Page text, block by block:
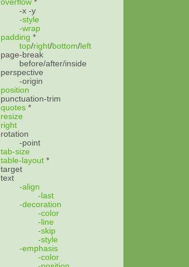
overflow *
-x -y
-style
-wrap
padding *
top/right/bottom/ left
page-break
before/after/inside
perspective
-origin
position
punctuation-trim
quotes *
resize
right
rotation
-point
tab-size
table-layout *
target
text
-align
-last
-decoration
-color
-line
-skip
-style
-emphasis
-color